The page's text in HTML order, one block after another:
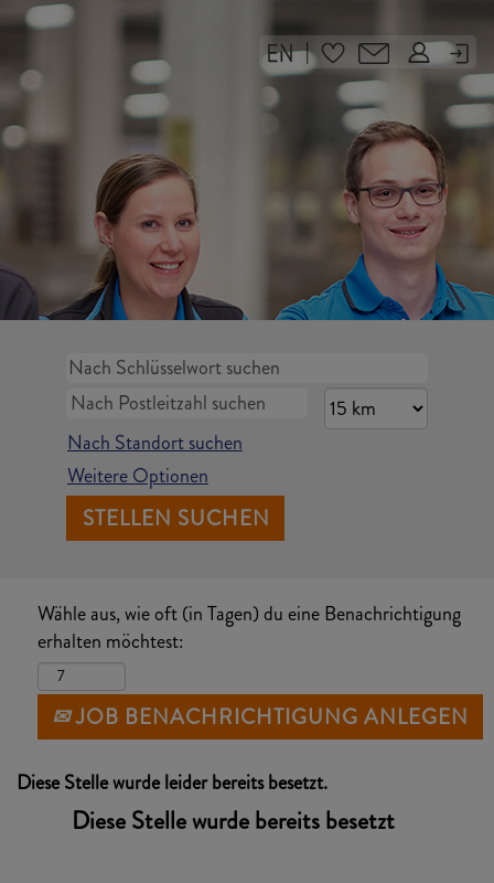
|
Nach Standort suchen
Weitere Optionen
Wähle aus, wie oft (in Tagen) du eine Benachrichtigung
erhalten möchtest:
JOB BENACHRICHTIGUNG ANLEGEN
Diese Stelle wurde leider bereits besetzt.
Diese Stelle wurde bereits besetzt